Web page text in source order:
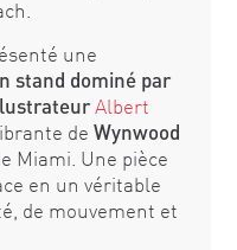
une
stand dominé par
Albert
de Wynwood
Miami. Une pièce
en un véritable
de mouvement et